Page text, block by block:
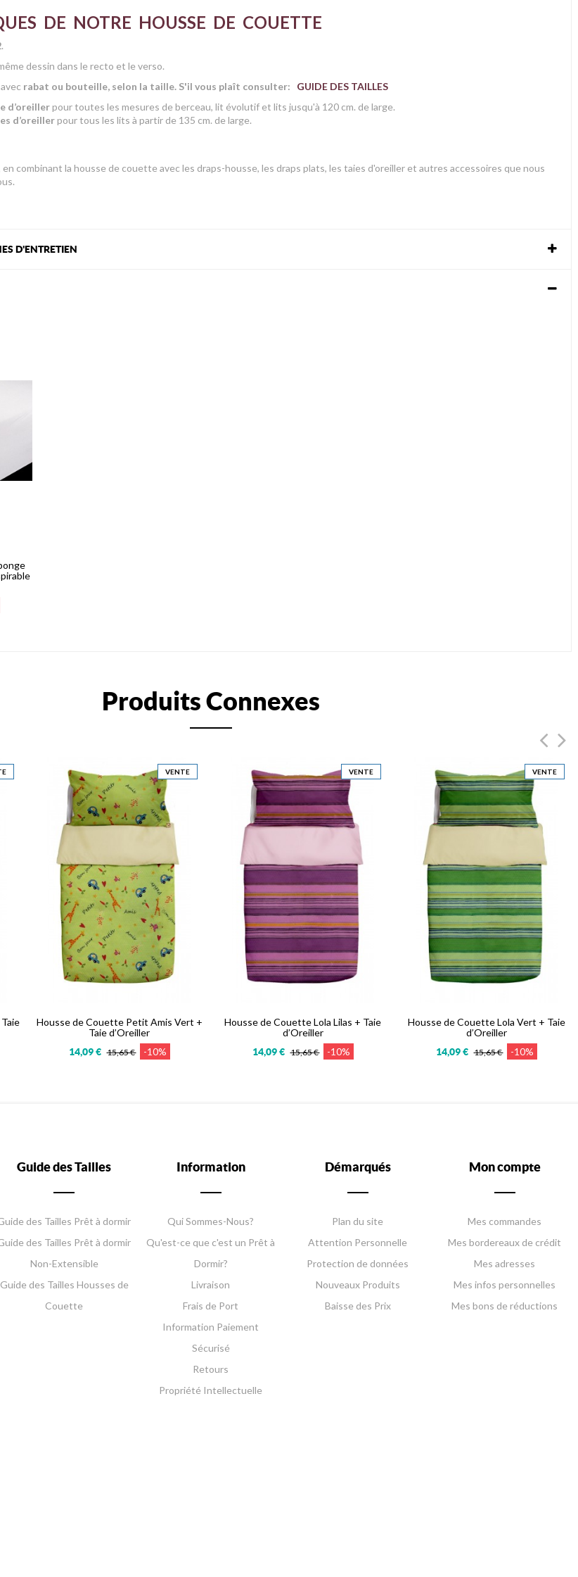
DE NOTRE HOUSSE DE COUETTE
.
dessin dans le recto et le verso.
rabat ou bouteille, selon la taille. S'il vous plaît consulter:
GUIDE DES TAILLES
d’oreillerpour toutes les mesures de berceau, lit évolutif et lits jusqu'à 120 cm. de large.
d’oreillerpour tous les lits à partir de 135 cm. de large.
combinant la housse de couette avec les draps-housse, les draps plats, les taies d'oreiller et autres accessoires que nous
D'ENTRETIEN
Produits Connexes
VENTE
Housse de Couette Petit Amis Vert +
Taie d’Oreiller
14,09 € 15,65 € -10%
VENTE
Housse de Couette Lola Lilas + Taie
d’Oreiller
14,09 € 15,65 € -10%
VENTE
Housse de Couette Lola Vert + Taie
d’Oreiller
14,09 € 15,65 € -10%
Guide des Tailles
des Tailles Prêt à dormir
des Tailles Prêt à dormir
Non-Extensible
Guide des Tailles Housses de
Couette
Information
Qui Sommes-Nous?
Qu'est-ce que c'est un Prêt à
Dormir?
Livraison
Frais de Port
Information Paiement
Sécurisé
Retours
Propriété Intellectuelle
Démarqués
Plan du site
Attention Personnelle
Protection de données
Nouveaux Produits
Baisse des Prix
Mon compte
Mes commandes
Mes bordereaux de crédit
Mes adresses
Mes infos personnelles
Mes bons de réductions